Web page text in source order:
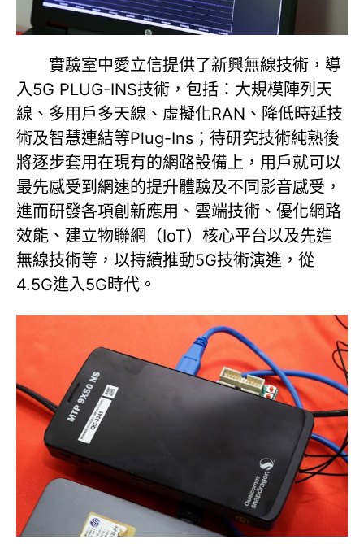
實驗室中愛立信提供了新興無線技術，導
入5G PLUG-INS技術，包括：大規模陣列天
線、多用戶多天線、虛擬化RAN、降低時延技
術及智慧連結等Plug-Ins；待研究技術純熟後
將逐步套用在現有的網路設備上，用戶就可以
最先感受到網速的提升體驗及不同影音感受，
進而研發各項創新應用、雲端技術、優化網路
效能、建立物聯網（IoT）核心平台以及先進
無線技術等，以持續推動5G技術演進，從
4.5G進入5G時代。